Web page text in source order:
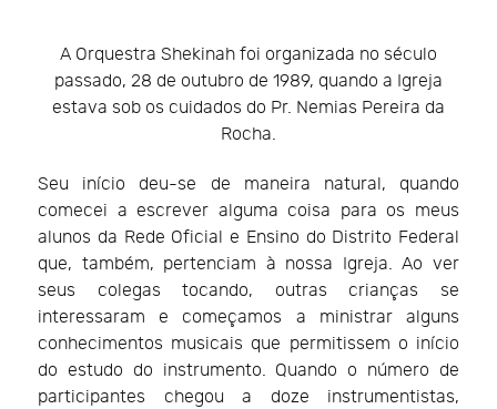
A Orquestra Shekinah foi organizada no século
passado, 28 de outubro de 1989, quando a Igreja
estava sob os cuidados do Pr. Nemias Pereira da
Rocha.
Seu início deu-se de maneira natural, quando
comecei a escrever alguma coisa para os meus
alunos da Rede Oficial e Ensino do Distrito Federal
que, também, pertenciam à nossa Igreja. Ao ver
seus colegas tocando, outras crianças se
interessaram e começamos a ministrar alguns
conhecimentos musicais que permitissem o início
do estudo do instrumento. Quando o número de
participantes chegou a doze instrumentistas,